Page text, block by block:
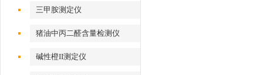
三甲胺测定仪
猪油中丙二醛含量检测仪
碱性橙II测定仪